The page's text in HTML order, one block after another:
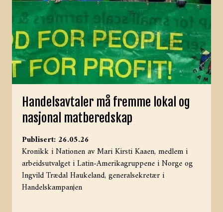
Handelsavtaler må fremme lokal og
nasjonal matberedskap
Publisert: 26.05.26
Kronikk i Nationen av Mari Kirsti Kaaen, medlem i
arbeidsutvalget i Latin-Amerikagruppene i Norge og
Ingvild Trædal Haukeland, generalsekretær i
Handelskampanjen